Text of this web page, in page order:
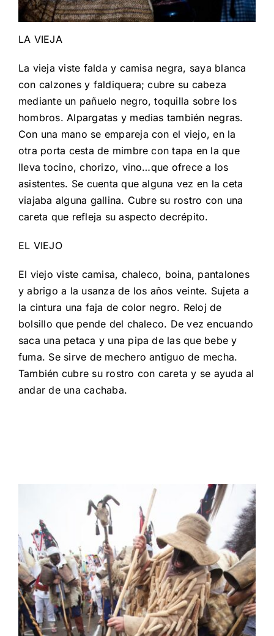
LA VIEJA
La vieja viste falda y camisa negra, saya blanca
con calzones y faldiquera; cubre su cabeza
mediante un pañuelo negro, toquilla sobre los
hombros. Alpargatas y medias también negras.
Con una mano se empareja con el viejo, en la
otra porta cesta de mimbre con tapa en la que
lleva tocino, chorizo, vino…que ofrece a los
asistentes. Se cuenta que alguna vez en la ceta
viajaba alguna gallina. Cubre su rostro con una
careta que refleja su aspecto decrépito.
EL VIEJO
El viejo viste camisa, chaleco, boina, pantalones
y abrigo a la usanza de los años veinte. Sujeta a
la cintura una faja de color negro. Reloj de
bolsillo que pende del chaleco. De vez encuando
saca una petaca y una pipa de las que bebe y
fuma. Se sirve de mechero antiguo de mecha.
También cubre su rostro con careta y se ayuda al
andar de una cachaba.